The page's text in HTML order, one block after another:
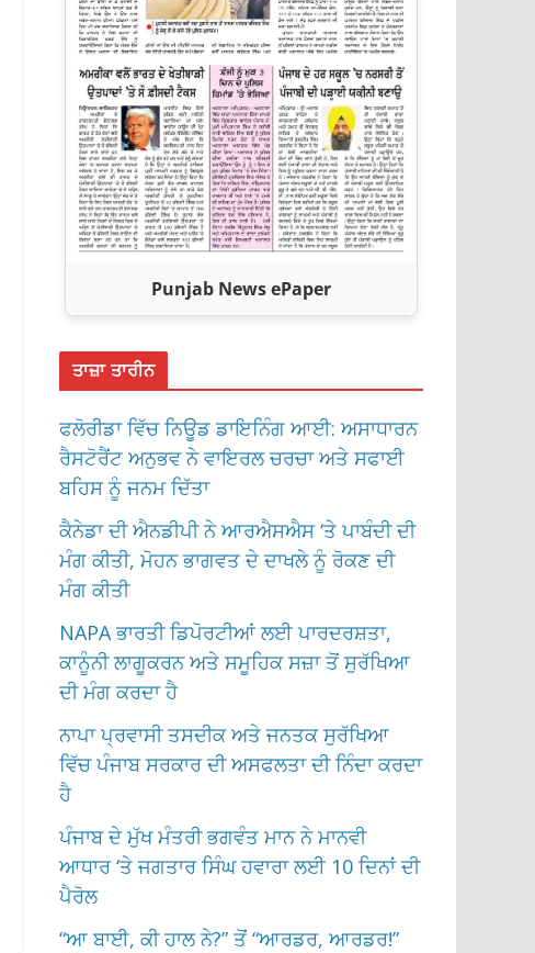
Punjab News ePaper
ਤਾਜ਼ਾ ਤਾਰੀਨ
ਫਲੋਰੀਡਾ ਵਿੱਚ ਨਿਊਡ ਡਾਇਨਿੰਗ ਆਈ: ਅਸਾਧਾਰਨ
ਰੈਸਟੋਰੈਂਟ ਅਨੁਭਵ ਨੇ ਵਾਇਰਲ ਚਰਚਾ ਅਤੇ ਸਫਾਈ
ਬਹਿਸ ਨੂੰ ਜਨਮ ਦਿੱਤਾ
ਕੈਨੇਡਾ ਦੀ ਐਨਡੀਪੀ ਨੇ ਆਰਐਸਐਸ ‘ਤੇ ਪਾਬੰਦੀ ਦੀ
ਮੰਗ ਕੀਤੀ, ਮੋਹਨ ਭਾਗਵਤ ਦੇ ਦਾਖਲੇ ਨੂੰ ਰੋਕਣ ਦੀ
ਮੰਗ ਕੀਤੀ
NAPA ਭਾਰਤੀ ਡਿਪੋਰਟੀਆਂ ਲਈ ਪਾਰਦਰਸ਼ਤਾ,
ਕਾਨੂੰਨੀ ਲਾਗੂਕਰਨ ਅਤੇ ਸਮੂਹਿਕ ਸਜ਼ਾ ਤੋਂ ਸੁਰੱਖਿਆ
ਦੀ ਮੰਗ ਕਰਦਾ ਹੈ
ਨਾਪਾ ਪ੍ਰਵਾਸੀ ਤਸਦੀਕ ਅਤੇ ਜਨਤਕ ਸੁਰੱਖਿਆ
ਵਿੱਚ ਪੰਜਾਬ ਸਰਕਾਰ ਦੀ ਅਸਫਲਤਾ ਦੀ ਨਿੰਦਾ ਕਰਦਾ
ਹੈ
ਪੰਜਾਬ ਦੇ ਮੁੱਖ ਮੰਤਰੀ ਭਗਵੰਤ ਮਾਨ ਨੇ ਮਾਨਵੀ
ਆਧਾਰ ‘ਤੇ ਜਗਤਾਰ ਸਿੰਘ ਹਵਾਰਾ ਲਈ 10 ਦਿਨਾਂ ਦੀ
ਪੈਰੋਲ
“ਆ ਬਾਈ, ਕੀ ਹਾਲ ਨੇ?” ਤੋਂ “ਆਰਡਰ, ਆਰਡਰ!”